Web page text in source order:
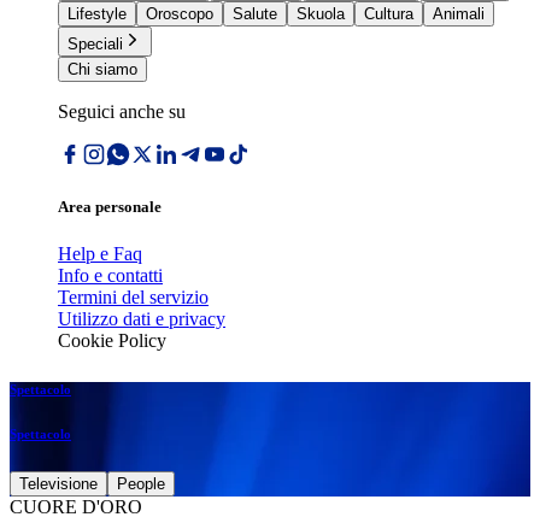
Lifestyle
Oroscopo Salute Skuola Cultura
Animali
Speciali
Chi siamo
Seguici anche su
Area personale
Help e Faq
Info e contatti
Termini del servizio
Utilizzo dati e privacy
Cookie Policy
Spettacolo
Spettacolo
Televisione People
CUORE D'ORO